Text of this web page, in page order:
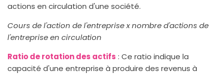
actions en circulation d'une société.
Cours de l'action de l'entreprise x nombre d'actions de
l'entreprise en circulation
Ratio de rotation des actifs : Ce ratio indique la
capacité d'une entreprise à produire des revenus à